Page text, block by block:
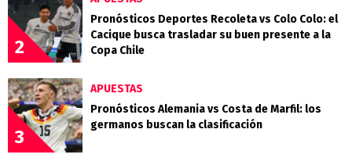
2
Pronósticos Deportes Recoleta vs Colo Colo: el
Cacique busca trasladar su buen presente a la
Copa Chile
3
APUESTAS
Pronósticos Alemania vs Costa de Marfil: los
germanos buscan la clasificación